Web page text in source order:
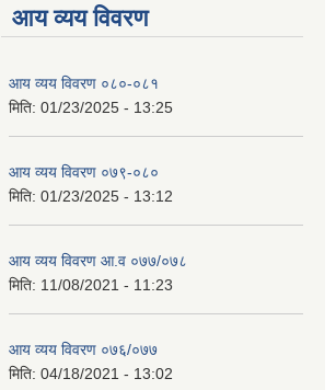
आय व्यय विवरण
आय व्यय विवरण ०८०-०८१
मिति: 01/23/2025 - 13:25
आय व्यय विवरण ०७९-०८०
मिति: 01/23/2025 - 13:12
आय व्यय विवरण आ.व ०७७/०७८
मिति: 11/08/2021 - 11:23
आय व्यय विवरण ०७६/०७७
मिति: 04/18/2021 - 13:02